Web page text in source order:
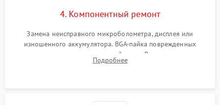
4. Компонентный ремонт
Замена неисправного микроболометра, дисплея или
изношенного аккумулятора. BGA-пайка поврежденных
контроллеров на материнской плате. Восстановление
разъемов и кнопок, замена поврежденных элементов
Подробнее